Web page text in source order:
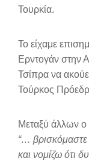
Τουρκία.
Το είχαμε
Ερντογάν στην
Τσίπρα να
Τούρκος
Μεταξύ άλλων ο
“…
και νομίζω ότι